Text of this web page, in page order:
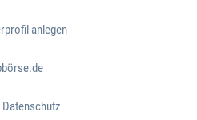
anlegen
Datenschutz